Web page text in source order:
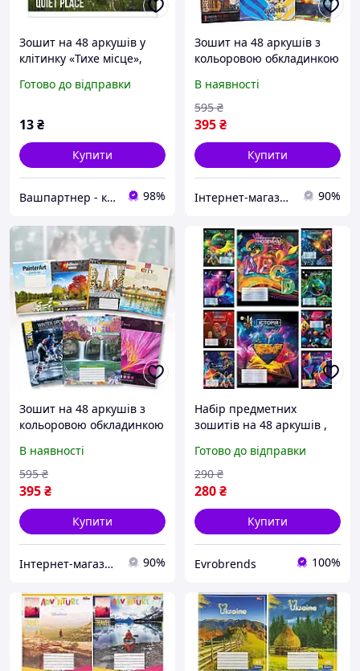
Зошит на 48 аркушів у
клітинку «Тихе місце»,
Готово до відправки
13₴
Купити
Вашпартнер - канцтовари, іграшки та дитяча книга, побутова хімія 98%
Зошит на 48 аркушів з
кольоровою обкладинкою
Упаковка 16 шт.
В наявності
395₴
595 ₴
Купити
Інтернет-магазин інструментів "ASSUR" 90%
Зошит на 48 аркушів з
кольоровою обкладинкою
Упаковка 16 шт.
В наявності
395₴
595 ₴
Купити
Інтернет-магазин інструментів "ASSUR" 90%
Набір предметних
зошитів на 48 аркушів ,
Готово до відправки
280₴
290 ₴
Купити
Evrobrends 100%